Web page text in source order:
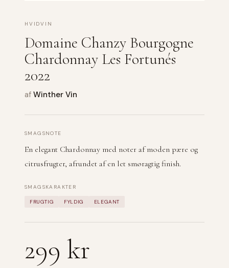
HVIDVIN
Domaine Chanzy Bourgogne
Chardonnay Les Fortunés
2022
af Winther Vin
SMAGSNOTE
En elegant Chardonnay med noter af moden pære og
citrusfrugter, afrundet af en let smøragtig finish.
SMAGSKARAKTER
FRUGTIG FYLDIG ELEGANT
299 kr